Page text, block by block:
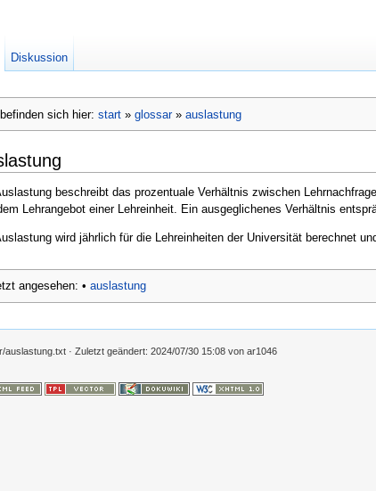
sich hier: start » glossar» auslastung
beschreibt das prozentuale Verhältnis zwischen
Lehrangebot einer Lehreinheit. Ein ausgeglichenes Verhältnis
wird jährlich für die Lehreinheiten der Universität berechnet
angesehen: • auslastung
Diskussion
auslastung.txt · Zuletzt geändert: 2024/07/30 15:08 von ar1046